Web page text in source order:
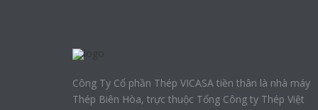
Công Ty Cổ phần Thép VICASA tiền thân là nhà máy
Thép Biên Hòa, trực thuộc Tổng Công ty Thép Việt